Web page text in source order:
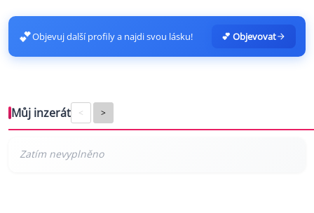
💕Objevuj další profily a najdi svou lásku! 💕 Objevovat
Můj inzerát < >